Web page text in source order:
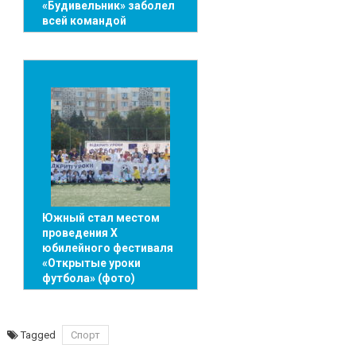
«Будивельник» заболел
всей командой
Южный стал местом
проведения X
юбилейного фестиваля
«Открытые уроки
футбола» (фото)
Tagged Спорт